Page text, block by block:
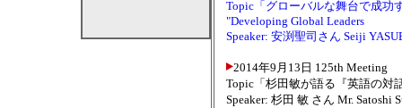
Topic「グローバルな舞台で成功
"Developing Global Leaders
Speaker: 安渕聖司さん Seiji
2014年9月13日 125th Meeting
Topic「杉田敏が語る『英語の対
Speaker: 杉田 敏 さん Mr.